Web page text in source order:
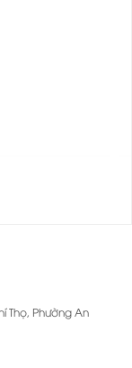
Thọ, Phường An